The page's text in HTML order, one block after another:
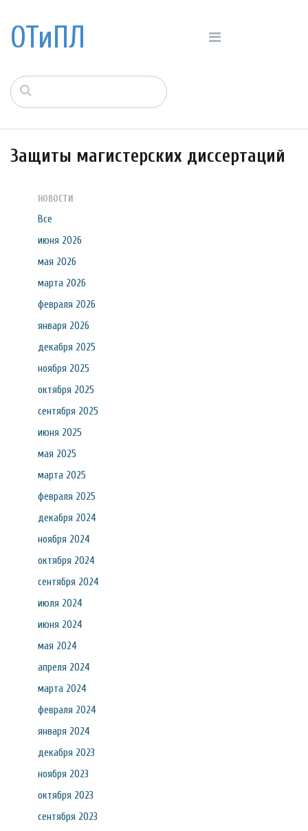
ОТиПЛ
Защиты магистерских диссертаций
НОВОСТИ
Все
июня 2026
мая 2026
марта 2026
февраля 2026
января 2026
декабря 2025
ноября 2025
октября 2025
сентября 2025
июня 2025
мая 2025
марта 2025
февраля 2025
декабря 2024
ноября 2024
октября 2024
сентября 2024
июля 2024
июня 2024
мая 2024
апреля 2024
марта 2024
февраля 2024
января 2024
декабря 2023
ноября 2023
октября 2023
сентября 2023